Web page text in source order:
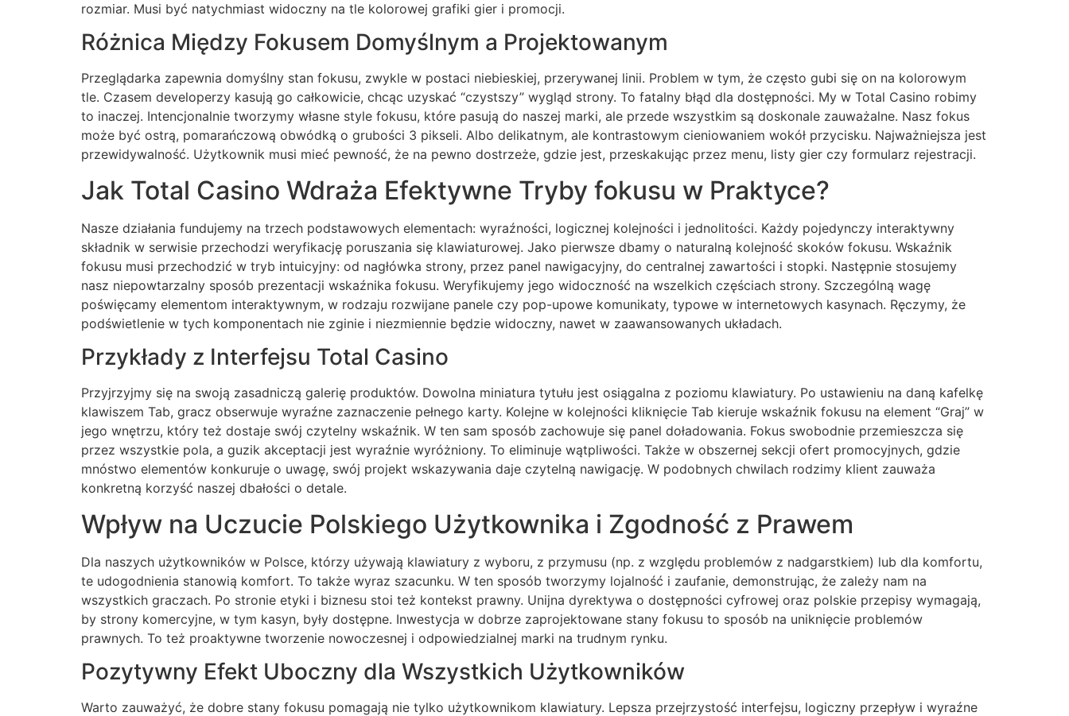
rozmiar. Musi być natychmiast widoczny na tle kolorowej grafiki gier i promocji.
Różnica Między Fokusem Domyślnym a Projektowanym
Przeglądarka zapewnia domyślny stan fokusu, zwykle w postaci niebieskiej, przerywanej linii. Problem w tym, że często gubi się on na kolorowym
tle. Czasem developerzy kasują go całkowicie, chcąc uzyskać “czystszy” wygląd strony. To fatalny błąd dla dostępności. My w Total Casino robimy
to inaczej. Intencjonalnie tworzymy własne style fokusu, które pasują do naszej marki, ale przede wszystkim są doskonale zauważalne. Nasz fokus
może być ostrą, pomarańczową obwódką o grubości 3 pikseli. Albo delikatnym, ale kontrastowym cieniowaniem wokół przycisku. Najważniejsza jest
przewidywalność. Użytkownik musi mieć pewność, że na pewno dostrzeże, gdzie jest, przeskakując przez menu, listy gier czy formularz rejestracji.
Jak Total Casino Wdraża Efektywne Tryby fokusu w Praktyce?
Nasze działania fundujemy na trzech podstawowych elementach: wyraźności, logicznej kolejności i jednolitości. Każdy pojedynczy interaktywny
składnik w serwisie przechodzi weryfikację poruszania się klawiaturowej. Jako pierwsze dbamy o naturalną kolejność skoków fokusu. Wskaźnik
fokusu musi przechodzić w tryb intuicyjny: od nagłówka strony, przez panel nawigacyjny, do centralnej zawartości i stopki. Następnie stosujemy
nasz niepowtarzalny sposób prezentacji wskaźnika fokusu. Weryfikujemy jego widoczność na wszelkich częściach strony. Szczególną wagę
poświęcamy elementom interaktywnym, w rodzaju rozwijane panele czy pop-upowe komunikaty, typowe w internetowych kasynach. Ręczymy, że
podświetlenie w tych komponentach nie zginie i niezmiennie będzie widoczny, nawet w zaawansowanych układach.
Przykłady z Interfejsu Total Casino
Przyjrzyjmy się na swoją zasadniczą galerię produktów. Dowolna miniatura tytułu jest osiągalna z poziomu klawiatury. Po ustawieniu na daną kafelkę
klawiszem Tab, gracz obserwuje wyraźne zaznaczenie pełnego karty. Kolejne w kolejności kliknięcie Tab kieruje wskaźnik fokusu na element “Graj” w
jego wnętrzu, który też dostaje swój czytelny wskaźnik. W ten sam sposób zachowuje się panel doładowania. Fokus swobodnie przemieszcza się
przez wszystkie pola, a guzik akceptacji jest wyraźnie wyróżniony. To eliminuje wątpliwości. Także w obszernej sekcji ofert promocyjnych, gdzie
mnóstwo elementów konkuruje o uwagę, swój projekt wskazywania daje czytelną nawigację. W podobnych chwilach rodzimy klient zauważa
konkretną korzyść naszej dbałości o detale.
Wpływ na Uczucie Polskiego Użytkownika i Zgodność z Prawem
Dla naszych użytkowników w Polsce, którzy używają klawiatury z wyboru, z przymusu (np. z względu problemów z nadgarstkiem) lub dla komfortu,
te udogodnienia stanowią komfort. To także wyraz szacunku. W ten sposób tworzymy lojalność i zaufanie, demonstrując, że zależy nam na
wszystkich graczach. Po stronie etyki i biznesu stoi też kontekst prawny. Unijna dyrektywa o dostępności cyfrowej oraz polskie przepisy wymagają,
by strony komercyjne, w tym kasyn, były dostępne. Inwestycja w dobrze zaprojektowane stany fokusu to sposób na uniknięcie problemów
prawnych. To też proaktywne tworzenie nowoczesnej i odpowiedzialnej marki na trudnym rynku.
Pozytywny Efekt Uboczny dla Wszystkich Użytkowników
Warto zauważyć, że dobre stany fokusu pomagają nie tylko użytkownikom klawiatury. Lepsza przejrzystość interfejsu, logiczny przepływ i wyraźne